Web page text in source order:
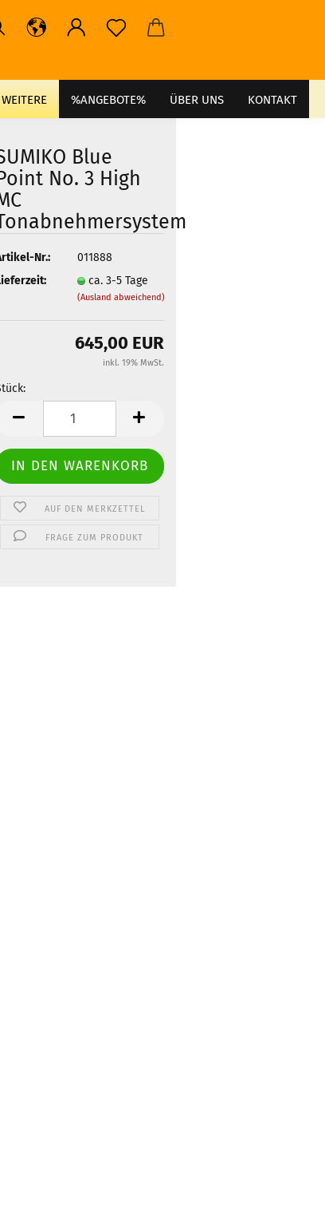
%ANGEBOTE% ÜBER UNS KONTAKT
WEITERE
Blue
No. 3 High
Nr.:
011888
ca. 3-5 Tage
(Ausland abweichend)
645,00 EUR
inkl. 19% MwSt.
Stück
AUF DEN MERKZETTEL
FRAGE ZUM PRODUKT